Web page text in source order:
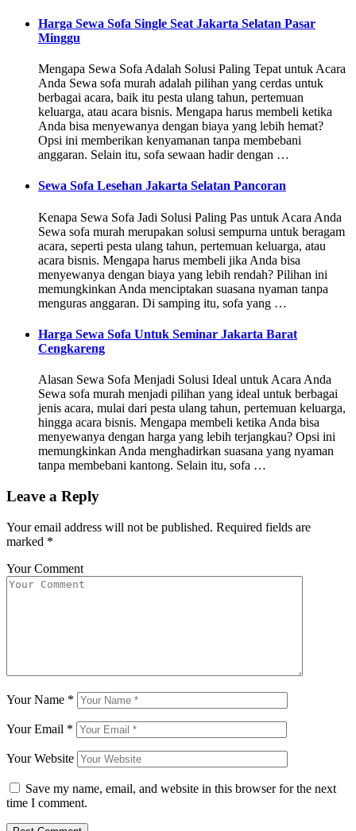
Harga Sewa Sofa Single Seat Jakarta Selatan Pasar
Minggu
Mengapa Sewa Sofa Adalah Solusi Paling Tepat untuk Acara
Anda Sewa sofa murah adalah pilihan yang cerdas untuk
berbagai acara, baik itu pesta ulang tahun, pertemuan
keluarga, atau acara bisnis. Mengapa harus membeli ketika
Anda bisa menyewanya dengan biaya yang lebih hemat?
Opsi ini memberikan kenyamanan tanpa membebani
anggaran. Selain itu, sofa sewaan hadir dengan …
Sewa Sofa Lesehan Jakarta Selatan Pancoran
Kenapa Sewa Sofa Jadi Solusi Paling Pas untuk Acara Anda
Sewa sofa murah merupakan solusi sempurna untuk beragam
acara, seperti pesta ulang tahun, pertemuan keluarga, atau
acara bisnis. Mengapa harus membeli jika Anda bisa
menyewanya dengan biaya yang lebih rendah? Pilihan ini
memungkinkan Anda menciptakan suasana nyaman tanpa
menguras anggaran. Di samping itu, sofa yang …
Harga Sewa Sofa Untuk Seminar Jakarta Barat
Cengkareng
Alasan Sewa Sofa Menjadi Solusi Ideal untuk Acara Anda
Sewa sofa murah menjadi pilihan yang ideal untuk berbagai
jenis acara, mulai dari pesta ulang tahun, pertemuan keluarga,
hingga acara bisnis. Mengapa membeli ketika Anda bisa
menyewanya dengan harga yang lebih terjangkau? Opsi ini
memungkinkan Anda menghadirkan suasana yang nyaman
tanpa membebani kantong. Selain itu, sofa …
Leave a Reply
Your email address will not be published. Required fields are
marked *
Your Comment
Your Name *
Your Email *
Your Website
Save my name, email, and website in this browser for the next
time I comment.